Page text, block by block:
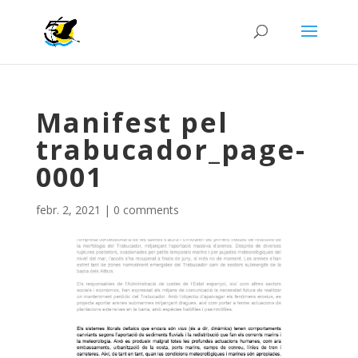
Manifest pel
trabucador_page-
0001
febr. 2, 2021 | 0 comments